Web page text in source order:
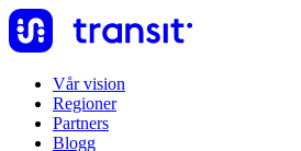
Vår vision
Regioner
Partners
Blogg